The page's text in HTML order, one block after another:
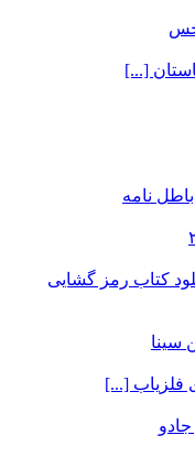
[...]
نامه
کتاب رمز گشایی
سینا
[...]